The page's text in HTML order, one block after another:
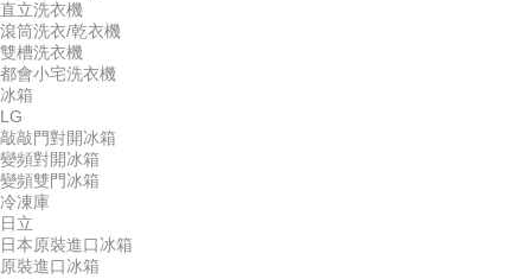
直立洗衣機
滾筒洗衣/乾衣機
雙槽洗衣機
都會小宅洗衣機
冰箱
LG
敲敲門對開冰箱
變頻對開冰箱
變頻雙門冰箱
冷凍庫
日立
日本原裝進口冰箱
原裝進口冰箱